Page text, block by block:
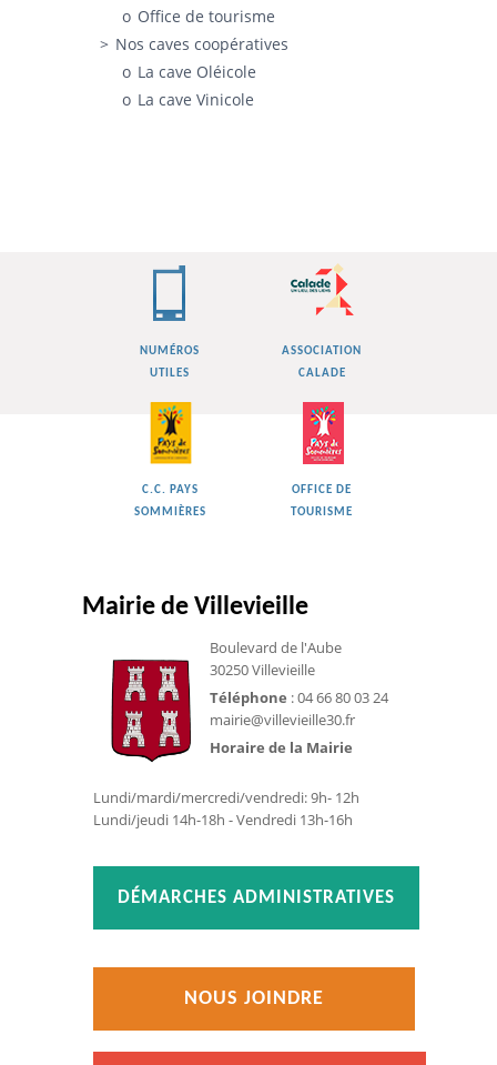
Office de tourisme
Nos caves coopératives
La cave Oléicole
La cave Vinicole
NUMÉROS
UTILES
ASSOCIATION
CALADE
C.C. PAYS
SOMMIÈRES
OFFICE DE
TOURISME
Mairie de Villevieille
Boulevard de l'Aube
30250 Villevieille
Téléphone : 04 66 80 03 24
mairie@villevieille30.fr
Horaire de la Mairie
Lundi/mardi/mercredi/vendredi: 9h- 12h
Lundi/jeudi 14h-18h - Vendredi 13h-16h
DÉMARCHES ADMINISTRATIVES
NOUS JOINDRE